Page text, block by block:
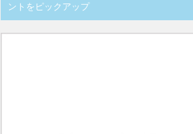
ントをピックアップ